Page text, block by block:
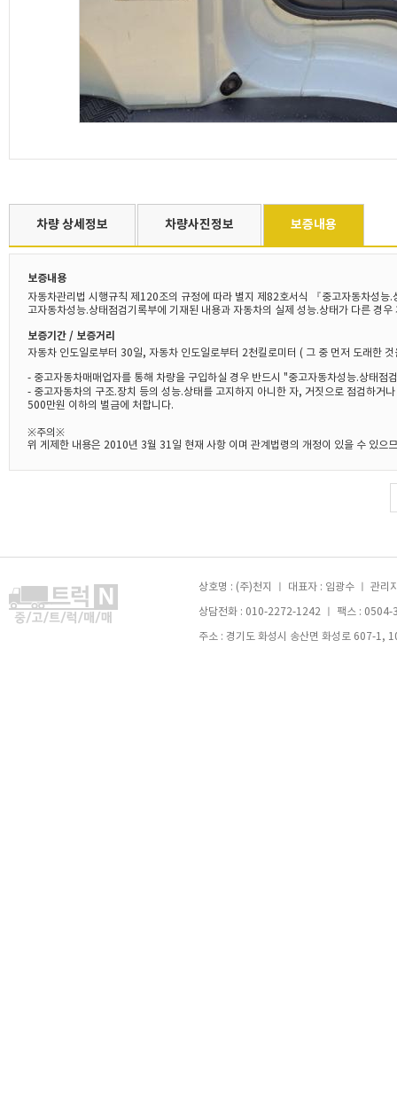
차량 상세정보 차량사진정보 보증내용
보증내용
자동차관리법 시행규칙 제120조의 규정에 따라 별지 제82호서식 『중고자동차성
고자동차성능.상태점검기록부에 기재된 내용과 자동차의 실제 성능.상태가 다른 경
보증기간 / 보증거리
자동차 인도일로부터 30일, 자동차 인도일로부터 2천킬로미터 ( 그 중 먼저 도래한
- 중고자동차매매업자를 통해 차량을 구입하실 경우 반드시 "중고자동차성능.상태
- 중고자동차의 구조.장치 등의 성능.상태를 고지하지 아니한 자, 거짓으로 점검하
500만원 이하의 벌금에 처합니다.
※주의※
위 게제한 내용은 2010년 3월 31일 현재 사항 이며 관계법령의 개정이 있을 수 있으
상호명 : (주)천지 ㅣ 대표자 : 임광수 ㅣ 관
상담전화 : 010-2272-1242 ㅣ 팩스 :
주소 : 경기도 화성시 송산면 화성로 607-